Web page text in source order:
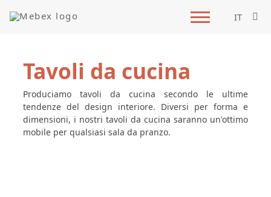
IT
Tavoli da cucina
Produciamo tavoli da cucina secondo le ultime
tendenze del design interiore. Diversi per forma e
dimensioni, i nostri tavoli da cucina saranno un'ottimo
mobile per qualsiasi sala da pranzo.